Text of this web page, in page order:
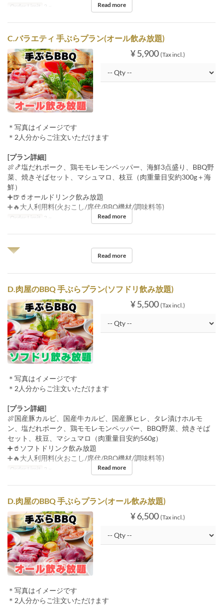
Order Limit 2 ~ Read more
C.バラエティ 手ぶらプラン(オール飲み放題)
¥ 5,900 (Tax incl.)
＊写真はイメージです
＊2人分からご注文いただけます
[プラン詳細]
🍖🍤塩だれポーク、鶏モモレモンペッパー、海鮮3点盛り、BBQ野
菜、焼きそばセット、マシュマロ、枝豆（肉重量目安約300g＋海
鮮）
➕🍺🥤オールドリンク飲み放題
➕🔥大人利用料(火おこし/席代/BBQ機材/調味料等)
Order Limit 2 ~ Read more
◥◤
Read more
D.肉屋のBBQ 手ぶらプラン(ソフドリ飲み放題)
¥ 5,500 (Tax incl.)
＊写真はイメージです
＊2人分からご注文いただけます
[プラン詳細]
🍖国産豚カルビ、国産牛カルビ、国産豚ヒレ、タレ漬けホルモ
ン、塩だれポーク、鶏モモレモンペッパー、BBQ野菜、焼きそば
セット、枝豆、マシュマロ（肉重量目安約560g）
➕🥤ソフトドリンク飲み放題
➕🔥大人利用料(火おこし/席代/BBQ機材/調味料等)
Order Limit 2 ~ Read more
D.肉屋のBBQ 手ぶらプラン(オール飲み放題)
¥ 6,500 (Tax incl.)
＊写真はイメージです
＊2人分からご注文いただけます